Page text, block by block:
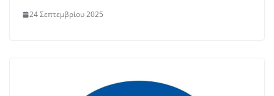
24 Σεπτεμβρίου 2025